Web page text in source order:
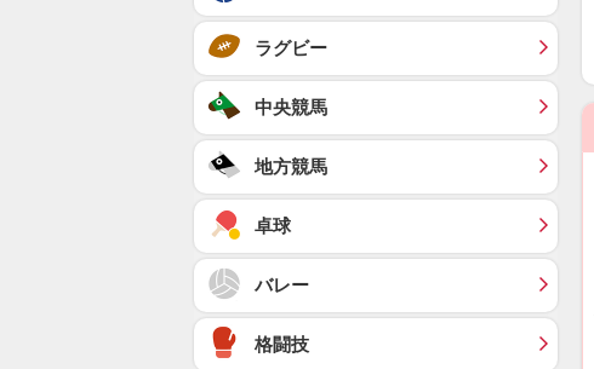
ラグビー
中央競馬
地方競馬
卓球
バレー
格闘技